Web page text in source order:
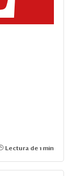
Lectura de 1 min